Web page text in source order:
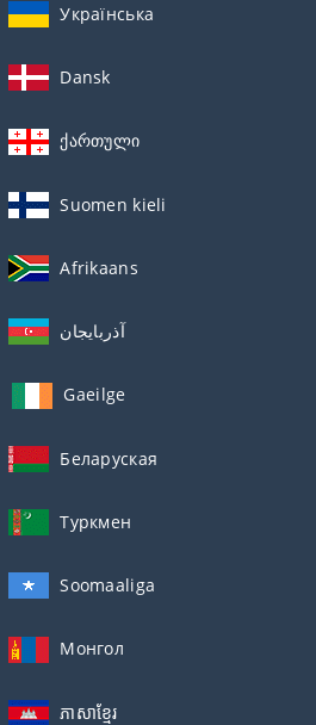
Українська
Dansk
ქართული
Suomen kieli
Afrikaans
آذربايجان
Gaeilge
Беларуская
Туркмен
Soomaaliga
Монгол
ភាសាខ្មែរ